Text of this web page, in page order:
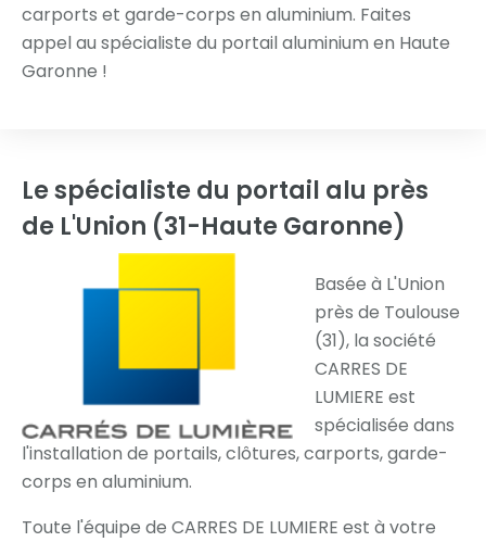
carports et garde-corps en aluminium. Faites
appel au spécialiste du portail aluminium en Haute
Garonne !
Le spécialiste du portail alu près
de L'Union (31-Haute Garonne)
Basée à L'Union
près de Toulouse
(31), la société
CARRES DE
LUMIERE est
spécialisée dans
l'installation de portails, clôtures, carports, garde-
corps en aluminium.
Toute l'équipe de CARRES DE LUMIERE est à votre